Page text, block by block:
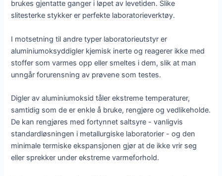
brukes gjentatte ganger i løpet av levetiden. Slike
slitesterke stykker er perfekte laboratorieverktøy.
I motsetning til andre typer laboratorieutstyr er
aluminiumoksyddigler kjemisk inerte og reagerer ikke med
stoffer som varmes opp eller smeltes i dem, slik at man
unngår forurensning av prøvene som testes.
Digler av aluminiumoksid tåler ekstreme temperaturer,
samtidig som de er enkle å bruke, rengjøre og vedlikeholde.
De kan rengjøres med fortynnet saltsyre - vanligvis
standardløsningen i metallurgiske laboratorier - og den
minimale termiske ekspansjonen gjør at de ikke vrir seg
eller sprekker under ekstreme varmeforhold.